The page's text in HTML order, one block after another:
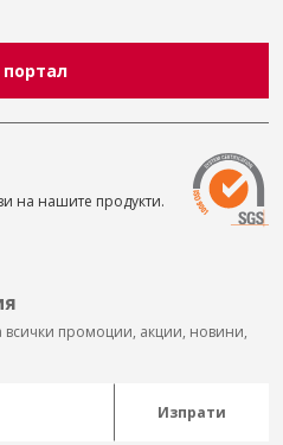
портал
на нашите продукти.
всички промоции, акции, новини,
Изпрати